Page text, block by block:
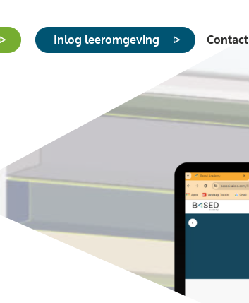
Inlog leeromgeving Contact